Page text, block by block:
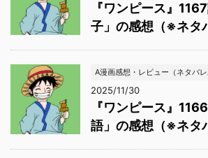
『ワンピース』
子」の感想（※ネタ
A漫画感想・レビュー（ネタバレ
2025/11/30
『ワンピース』
語」の感想（※ネタ